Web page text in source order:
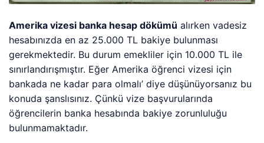
Amerika vizesi banka hesap dökümü alırken vadesiz
hesabınızda en az 25.000 TL bakiye bulunması
gerekmektedir. Bu durum emekliler için 10.000 TL ile
sınırlandırışmıştır. Eğer Amerika öğrenci vizesi için
bankada ne kadar para olmalı’ diye düşünüyorsanız bu
konuda şanslısınız. Çünkü vize başvurularında
öğrencilerin banka hesabında bakiye zorunluluğu
bulunmamaktadır.